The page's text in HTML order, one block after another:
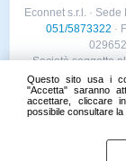
Questo sito usa i
"Accetta" saranno
accettare, cliccare
possibile consultare la
Econnet s.r.l. ·
051/5873322 ·
Società soggetta
Holding s.r.l. ·